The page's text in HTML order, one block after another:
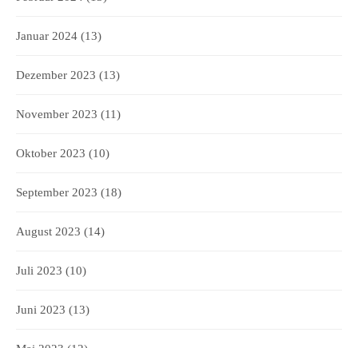
Januar 2024 (13)
Dezember 2023 (13)
November 2023 (11)
Oktober 2023 (10)
September 2023 (18)
August 2023 (14)
Juli 2023 (10)
Juni 2023 (13)